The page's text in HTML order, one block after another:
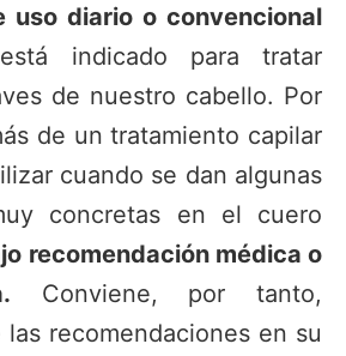
uso diario o convencional
indicado para tratar
de nuestro cabello. Por
de un tratamiento capilar
cuando se dan algunas
concretas en el cuero
recomendación médica o
Conviene, por tanto,
las recomendaciones en su